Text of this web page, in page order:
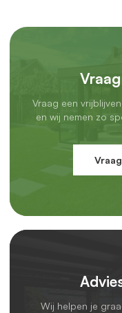
Vraag een
en wij nemen zo
Wij helpen je